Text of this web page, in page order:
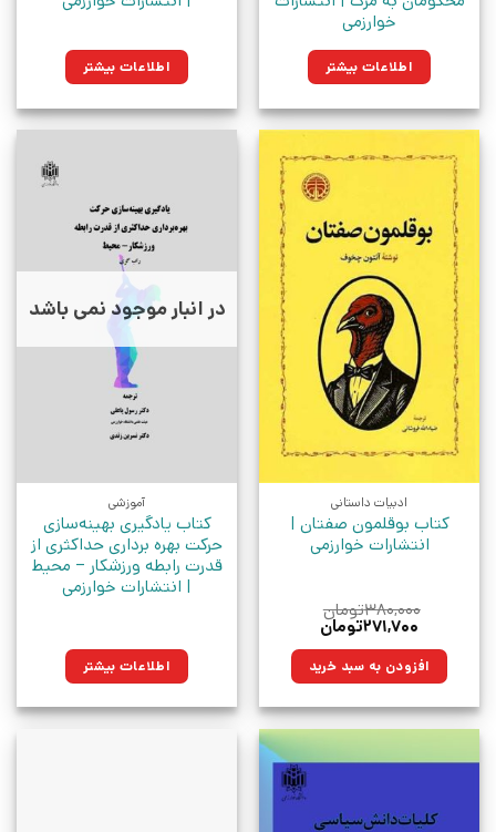
خوارزمی
اطلاعات بیشتر اطلاعات بیشتر
ادبیات داستانی
کتاب بوقلمون صفتان |
انتشارات خوارزمی
۳۸۰,۰۰۰تومان
قیمت
۳۸۰,۰۰۰تومان
بود.
۲۷۱,۷۰۰تومان
۲۷۱,۷۰۰تومان.افزودن به سبد خرید
در انبار موجود نمی باشد
آموزشی
کتاب یادگیری بهینه‌سازی
حرکت بهره برداری حداکثری از
قدرت رابطه ورزشکار – محیط
| انتشارات خوارزمی
اطلاعات بیشتر